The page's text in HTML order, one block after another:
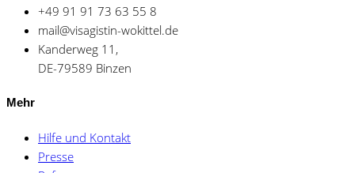
+49 91 91 73 63 55 8
mail@visagistin-wokittel.de
Kanderweg 11,
DE-79589 Binzen
Mehr
Hilfe und Kontakt
Presse